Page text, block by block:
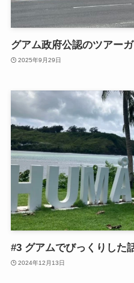
グアム政府公認のツアー
2025年9月29日
#3 グアムでびっくりした
2024年12月13日